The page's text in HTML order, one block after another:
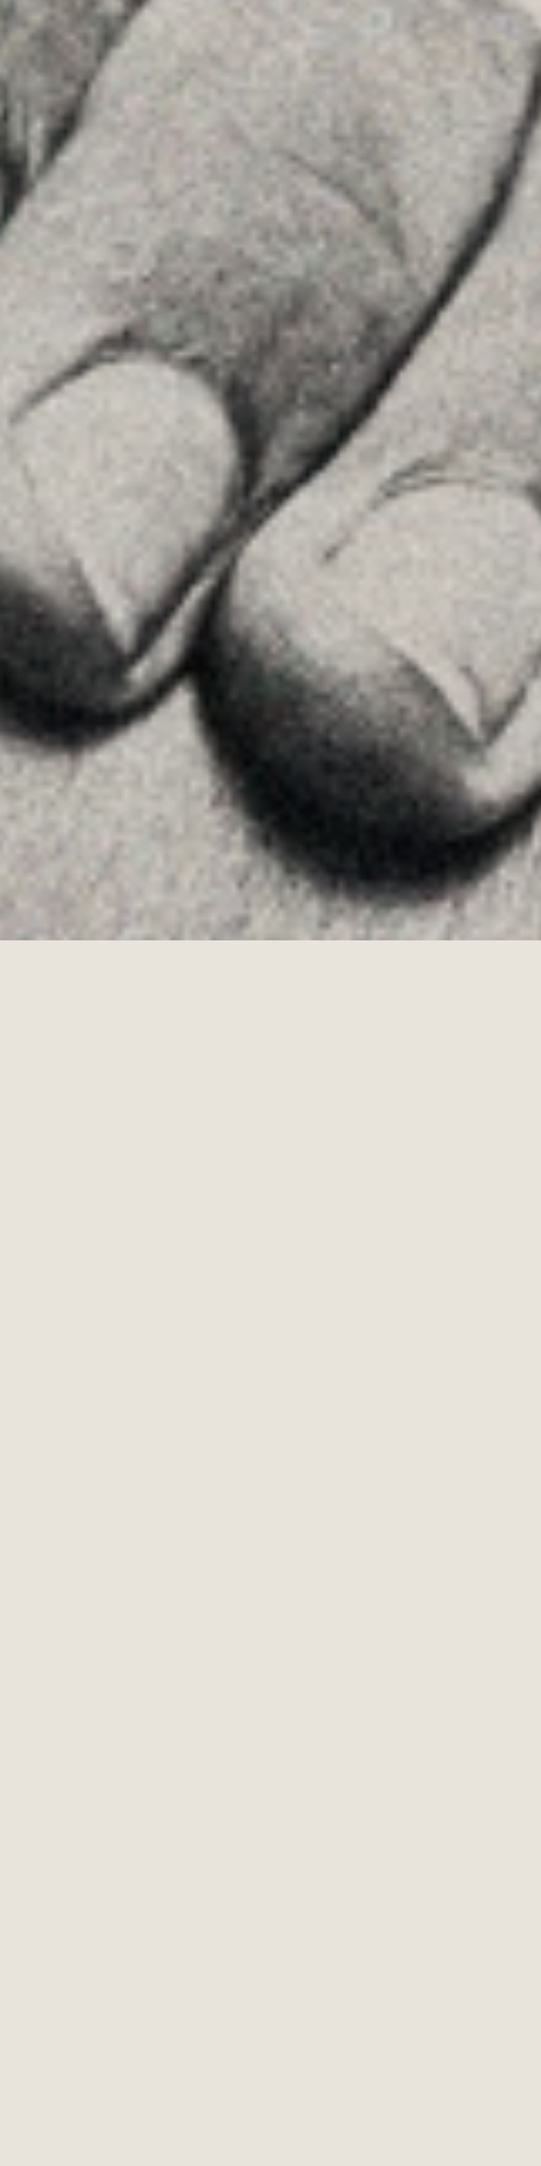
MENU
Home
About Us
Advice
Insights
Contact
FOLLOW US
Linkedin
Instagram
Youtube
Allyon — Barcelona, Spain
Copyrights © 2026 LEGAL NOTICE ·
COOKIES POLICY ·PRIVACY POLICY·